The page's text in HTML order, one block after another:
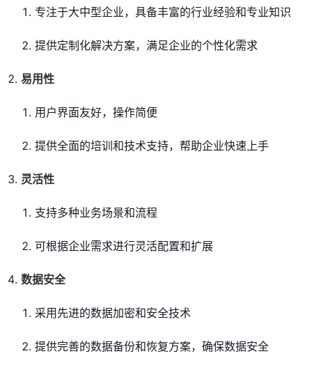
专注于大中型企业，具备丰富的行业经验和专业知识
提供定制化解决方案，满足企业的个性化需求
易用性
用户界面友好，操作简便
提供全面的培训和技术支持，帮助企业快速上手
灵活性
支持多种业务场景和流程
可根据企业需求进行灵活配置和扩展
数据安全
采用先进的数据加密和安全技术
提供完善的数据备份和恢复方案，确保数据安全